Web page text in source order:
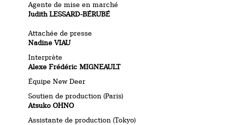
Agente de mise en marché
Judith LESSARD-BÉRUBÉ
Attachée de presse
Nadine VIAU
Interprète
Alexe Frédéric MIGNEAULT
Équipe New Deer
Soutien de production (Paris)
Atsuko OHNO
Assistante de production (Tokyo)